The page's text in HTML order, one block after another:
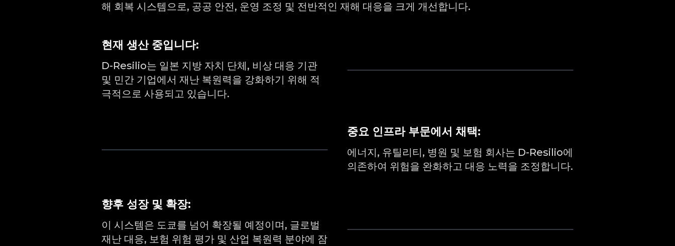
해 회복 시스템으로, 공공 안전, 운영 조정 및 전반적인 재해 대응을 크게 개선합니다.
현재 생산 중입니다:
D-Resilio는 일본 지방 자치 단체, 비상 대응 기관
및 민간 기업에서 재난 복원력을 강화하기 위해 적
극적으로 사용되고 있습니다.
중요 인프라 부문에서 채택:
에너지, 유틸리티, 병원 및 보험 회사는 D-Resilio에
의존하여 위험을 완화하고 대응 노력을 조정합니다.
향후 성장 및 확장:
이 시스템은 도쿄를 넘어 확장될 예정이며, 글로벌
재난 대응, 보험 위험 평가 및 산업 복원력 분야에 잠